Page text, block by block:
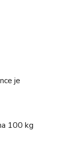
je
100 kg